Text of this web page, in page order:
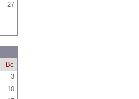
27
Вс
3
10